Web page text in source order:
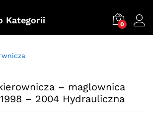
Kategorii 0
– maglownica
– 2004 Hydrauliczna